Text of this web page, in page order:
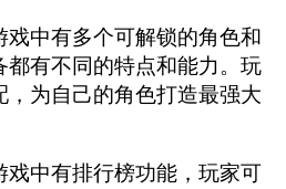
中有多个可解锁的角色和
都有不同的特点和能力。玩
，为自己的角色打造最强大
戏中有排行榜功能，玩家可